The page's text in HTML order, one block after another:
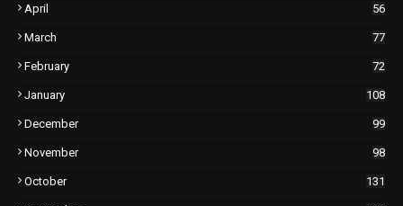
April 56
March 77
February 72
January 108
December 99
November 98
October 131